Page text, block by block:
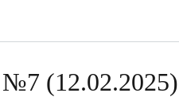
(12.02.2025)